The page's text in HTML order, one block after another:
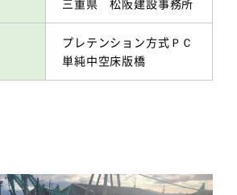
三重県 松阪建設事務所
プレテンション方式ＰＣ
単純中空床版橋